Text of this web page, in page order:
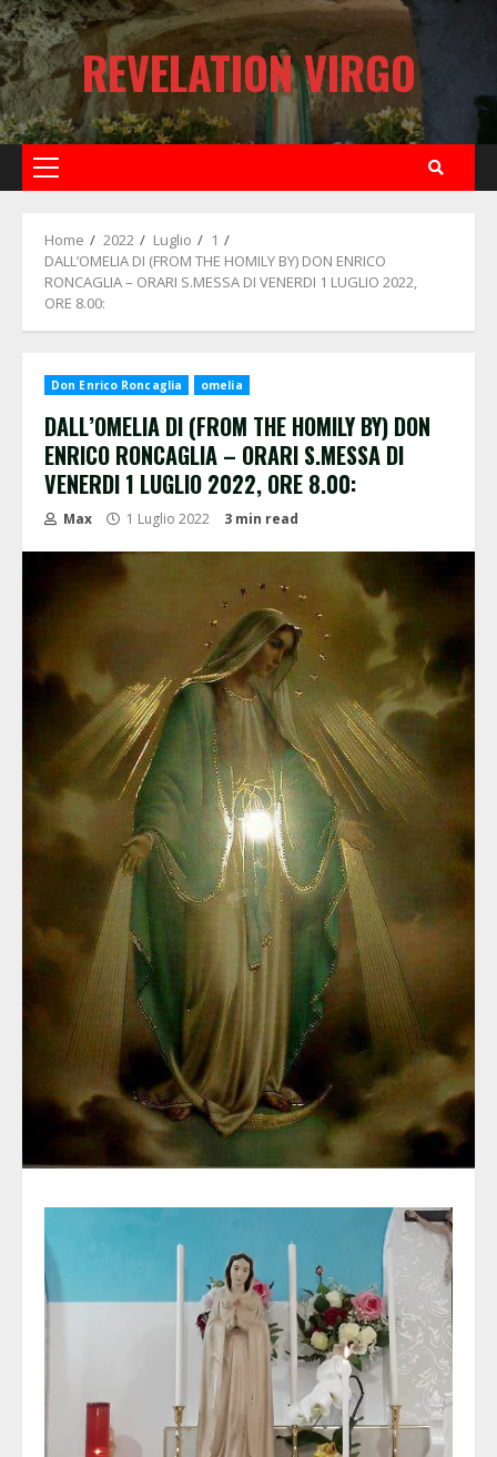
Skip
to
content
REVELATION VIRGO
Primary
Home 2022 Luglio
1
DALL’OMELIA DI (FROM THE HOMILY BY) DON ENRICO
RONCAGLIA – ORARI S.MESSA DI VENERDI 1 LUGLIO 2022,
ORE 8.00:
Don Enrico Roncaglia omelia
DALL’OMELIA DI (FROM THE HOMILY BY) DON
ENRICO RONCAGLIA – ORARI S.MESSA DI
VENERDI 1 LUGLIO 2022, ORE 8.00:
Max 1 Luglio 2022 3 min read